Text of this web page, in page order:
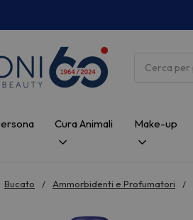
Cura Animali Make-up
Bucato Ammorbidenti e Profumatori